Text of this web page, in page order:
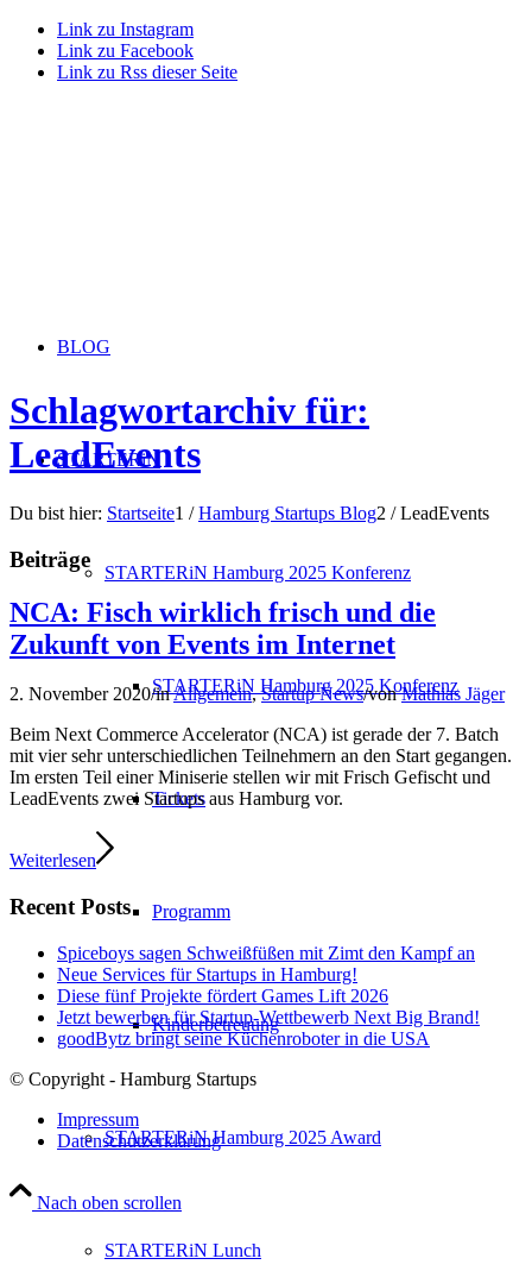
Link zu Instagram
Link zu Facebook
Link zu Rss dieser Seite
BLOG
STARTERiN
STARTERiN Hamburg 2025 Konferenz
STARTERiN Hamburg 2025 Konferenz
Tickets
Programm
Kinderbetreuung
STARTERiN Hamburg 2025 Award
STARTERiN Lunch
Schlagwortarchiv für:
LeadEvents
Du bist hier: Startseite1 / Hamburg Startups Blog2 / LeadEvents
Beiträge
NCA: Fisch wirklich frisch und die
Zukunft von Events im Internet
2. November 2020/inAllgemein,Startup News/vonMathias Jäger
Beim Next Commerce Accelerator (NCA) ist gerade der 7. Batch
mit vier sehr unterschiedlichen Teilnehmern an den Start gegangen.
Im ersten Teil einer Miniserie stellen wir mit Frisch Gefischt und
LeadEvents zwei Startups aus Hamburg vor.
Weiterlesen
Recent Posts
Spiceboys sagen Schweißfüßen mit Zimt den Kampf an
Neue Services für Startups in Hamburg!
Diese fünf Projekte fördert Games Lift 2026
Jetzt bewerben für Startup-Wettbewerb Next Big Brand!
goodBytz bringt seine Küchenroboter in die USA
© Copyright - Hamburg Startups
Impressum
Datenschutzerklärung
Nach oben scrollen